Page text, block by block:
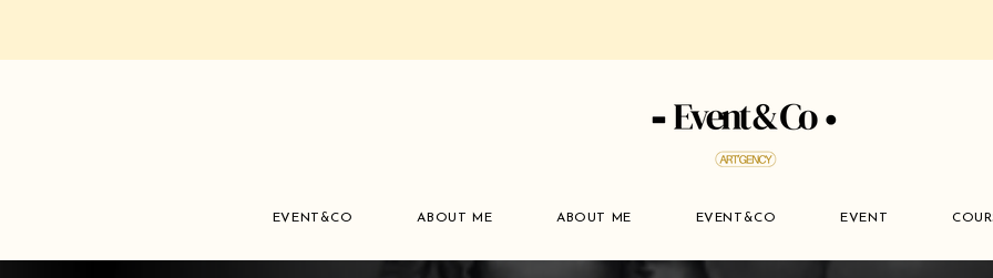
EVENT&CO ABOUT ME ABOUT ME EVENT&CO EVENT